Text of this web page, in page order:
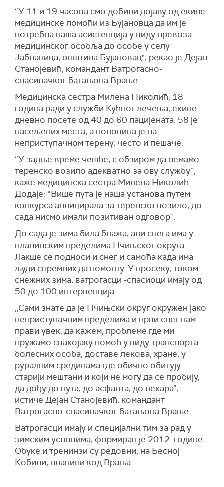
“У 11 и 19 часова смо добили дојаву од екипе
медицинске помоћи из Бујановца да им је
потребна нaша асистенција у виду превоза
медицинског особља до особе у селу
Јабланица, општина Бујановац", рекао је Дејан
Станојевић, командант Ватрогасно-
спасилачког батаљона Врање.
Медицинска сестра Милена Николић, 18
година ради у служби Кућног лечења, екипе
дневно посете од 40 до 60 пацијената. 58 је
насељених места, а половина је на
неприступачном терену, често и пешаче.
“У задње време чешће, с обзиром да немамо
теренско возило адекватно за ову службу”,
каже медицинска сестра Милена Николић.
Додаје: “Више пута је наша установа путем
конкурса аплицирала за теренско возило, до
сада нисмо имали позитиван одговор”.
До сада је зима била блажа, али снега има у
планинским пределима Пчињског округа.
Лакше се подноси и снег и самоћа када има
људи спремних да помогну. У просеку, током
снежних зима, ватрогасци -спасиоци имају од
50 до 100 интервенција.
‚‚Сами знате да је Пчињски округ окружен јако
неприступачним пределима и први снег нам
прави увек, да кажем, проблеме где ми
пружамо свакојаку помоћ у виду транспорта
болесних особа, доставе лекова, хране, у
руралним срединама где обично обитују
старији мештани и који не могу да се пробију,
да дођу до пута, до асфалта, до лекара”,
истиче Дејан Станојевић, командант
Ватрогасно-спасилачког батаљона Врање.
Ватрогасци имају и специјални тим за рад у
зимским условима, формиран је 2012. године.
Обуке и тренинзи су редовни, на Бесној
Кобили, планини код Врања.